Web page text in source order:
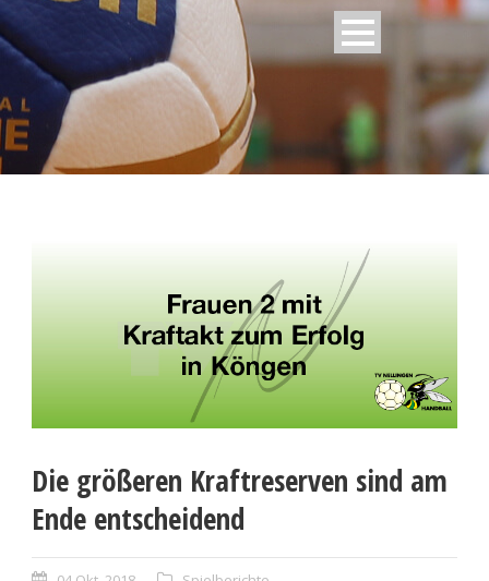
Die größeren Kraftreserven sind am
Ende entscheidend